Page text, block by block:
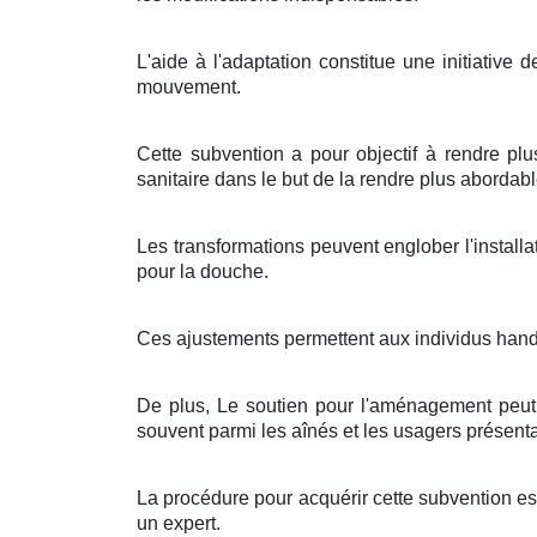
L'aide à l'adaptation constitue une initiative
mouvement.
Cette subvention a pour objectif à rendre
sanitaire dans le but de la rendre plus
Les transformations peuvent englober
pour la douche.
Ces ajustements permettent aux individus
De plus, Le soutien pour l'aménagement
souvent parmi les aînés et les usagers
La procédure pour acquérir cette subvention
un expert.